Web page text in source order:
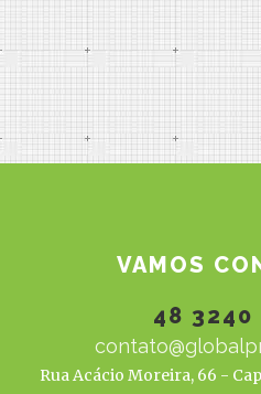
VAMOS
48 3240
Rua Acácio Moreira, 66 -